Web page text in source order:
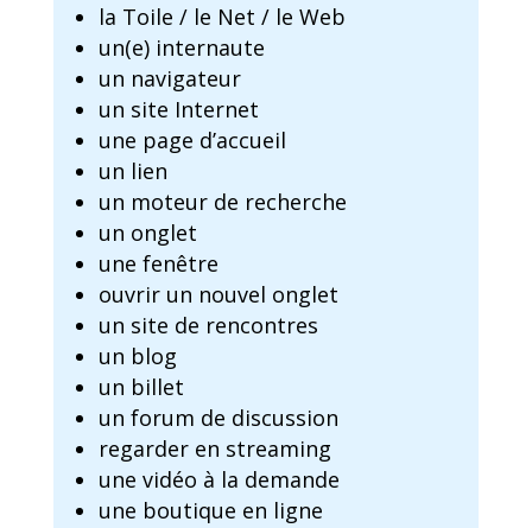
la Toile / le Net / le Web
un(e) internaute
un navigateur
un site Internet
une page d’accueil
un lien
un moteur de recherche
un onglet
une fenêtre
ouvrir un nouvel onglet
un site de rencontres
un blog
un billet
un forum de discussion
regarder en streaming
une vidéo à la demande
une boutique en ligne